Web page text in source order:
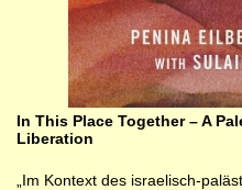
In This Place Together – A
Liberation
„Im Kontext des israelisch-